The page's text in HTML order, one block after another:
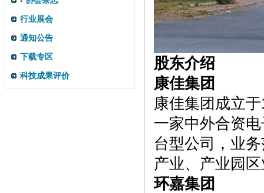
行业展会
通知公告
下载专区
科技成果评价
股东介绍
康佳集团
康佳集团成立
一家中外合资
台型公司，业
产业、产业园
环嘉集团